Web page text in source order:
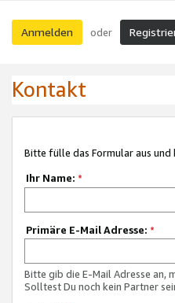
Anmelden oder
Kontakt
Bitte fülle das Formular aus und
Ihr Name: *
Primäre E-Mail Adresse: *
Bitte gib die E-Mail Adresse an,
Solltest Du noch kein Partner